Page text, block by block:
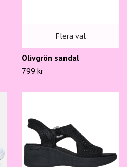
Flera val
Olivgrön sandal
799 kr